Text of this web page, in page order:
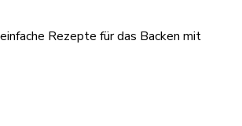
Rezepte für das Backen mit